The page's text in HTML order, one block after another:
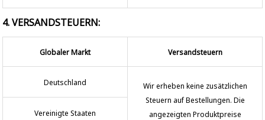
4. VERSANDSTEUERN:
Globaler Markt Versandsteuern
Deutschland
Wir erheben keine zusätzlichen
Steuern auf Bestellungen. Die
angezeigten Produktpreise
Vereinigte Staaten